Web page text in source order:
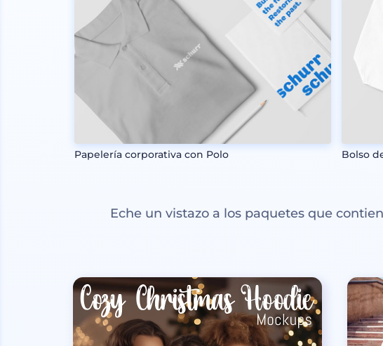
Papelería corporativa con Polo Bolso
Eche un vistazo a los paquetes que